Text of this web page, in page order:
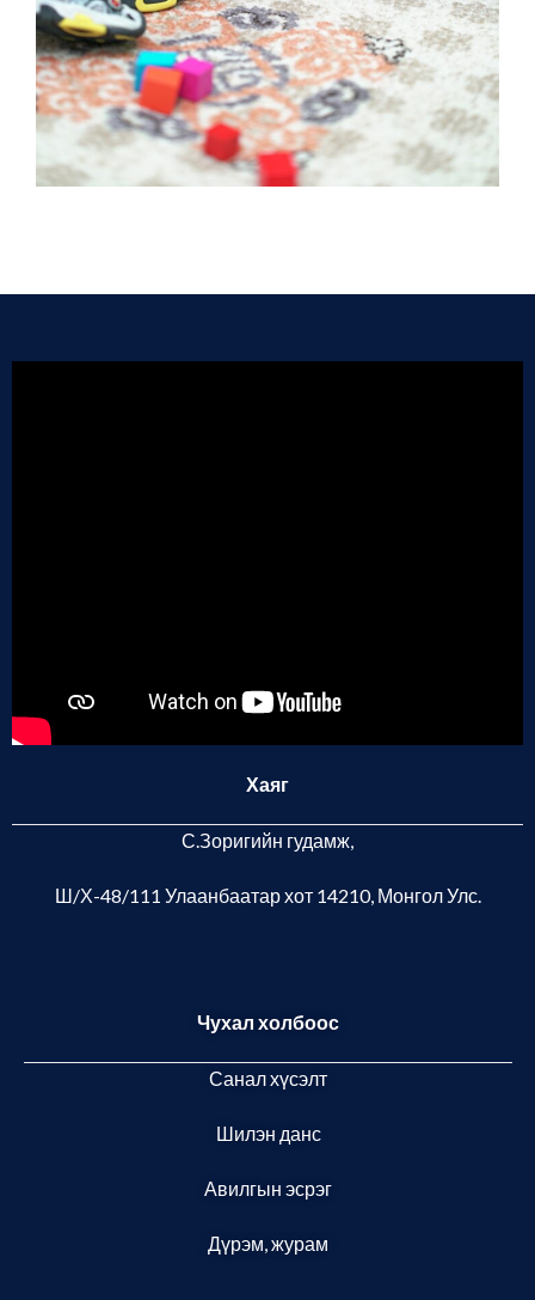
Хаяг
С.Зоригийн гудамж,
Ш/Х-48/111 Улаанбаатар хот 14210, Монгол Улс.
Чухал холбоос
Санал хүсэлт
Шилэн данс
Авилгын эсрэг
Дүрэм, журам